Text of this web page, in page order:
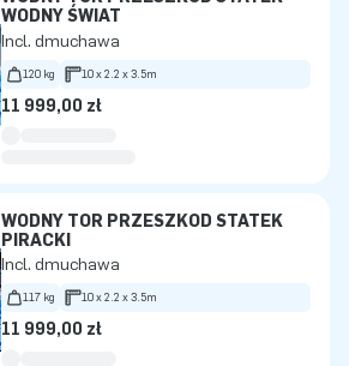
WODNY ŚWIAT
Incl. dmuchawa
120 kg 10 x 2.2 x 3.5m
11 999,00 zł
WODNY TOR PRZESZKÓD STATEK
PIRACKI
Incl. dmuchawa
117 kg 10 x 2.2 x 3.5m
11 999,00 zł